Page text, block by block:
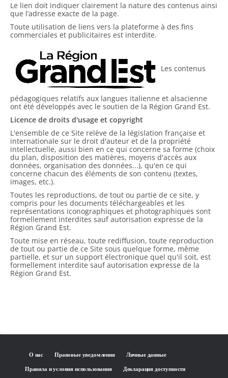
Le lien doit indiquer clairement la nature des contenus ainsi
que l’adresse exacte de la page.
Toute utilisation de liens vers la plateforme à des fins
commerciales et publicitaires est interdite.
Les contenus
pédagogiques relatifs aux langues italienne et alsacienne
ont été développés avec le soutien de la Région Grand Est.
Licence de droits d'usage et copyright
L'ensemble de ce Site relève de la législation française et
internationale sur le droit d'auteur et de la propriété
intellectuelle, aussi bien en ce qui concerne sa forme (choix
du plan, disposition des matières, moyens d'accès aux
données, organisation des données...), qu'en ce qui
concerne chacun des éléments de son contenu (textes,
images, etc.).
Toutes les reproductions, de tout ou partie de ce site, y
compris pour les documents téléchargeables et les
représentations iconographiques et photographiques sont
formellement interdites sauf autorisation expresse de la
Région Grand Est.
Toute mise en réseau, toute rediffusion, toute reproduction
de tout ou partie de ce Site sous quelque forme, même
partielle, et sur un support électronique quel qu'il soit, est
formellement interdite sauf autorisation expresse de la
Région Grand Est.
О нас Правовые уведомления
Личные данные
Правила и условия использования
Декларация доступности